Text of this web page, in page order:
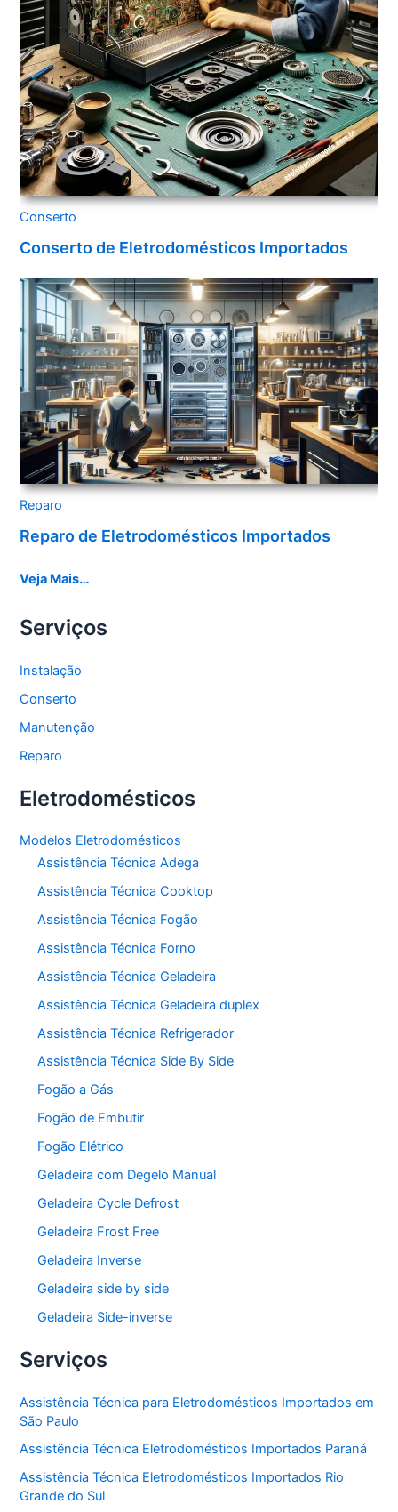
Conserto
Conserto de Eletrodomésticos Importados
Reparo
Reparo de Eletrodomésticos Importados
Veja Mais…
Serviços
Instalação
Conserto
Manutenção
Reparo
Eletrodomésticos
Modelos Eletrodomésticos
Assistência Técnica Adega
Assistência Técnica Cooktop
Assistência Técnica Fogão
Assistência Técnica Forno
Assistência Técnica Geladeira
Assistência Técnica Geladeira duplex
Assistência Técnica Refrigerador
Assistência Técnica Side By Side
Fogão a Gás
Fogão de Embutir
Fogão Elétrico
Geladeira com Degelo Manual
Geladeira Cycle Defrost
Geladeira Frost Free
Geladeira Inverse
Geladeira side by side
Geladeira Side-inverse
Serviços
Assistência Técnica para Eletrodomésticos Importados em
São Paulo
Assistência Técnica Eletrodomésticos Importados Paraná
Assistência Técnica Eletrodomésticos Importados Rio
Grande do Sul